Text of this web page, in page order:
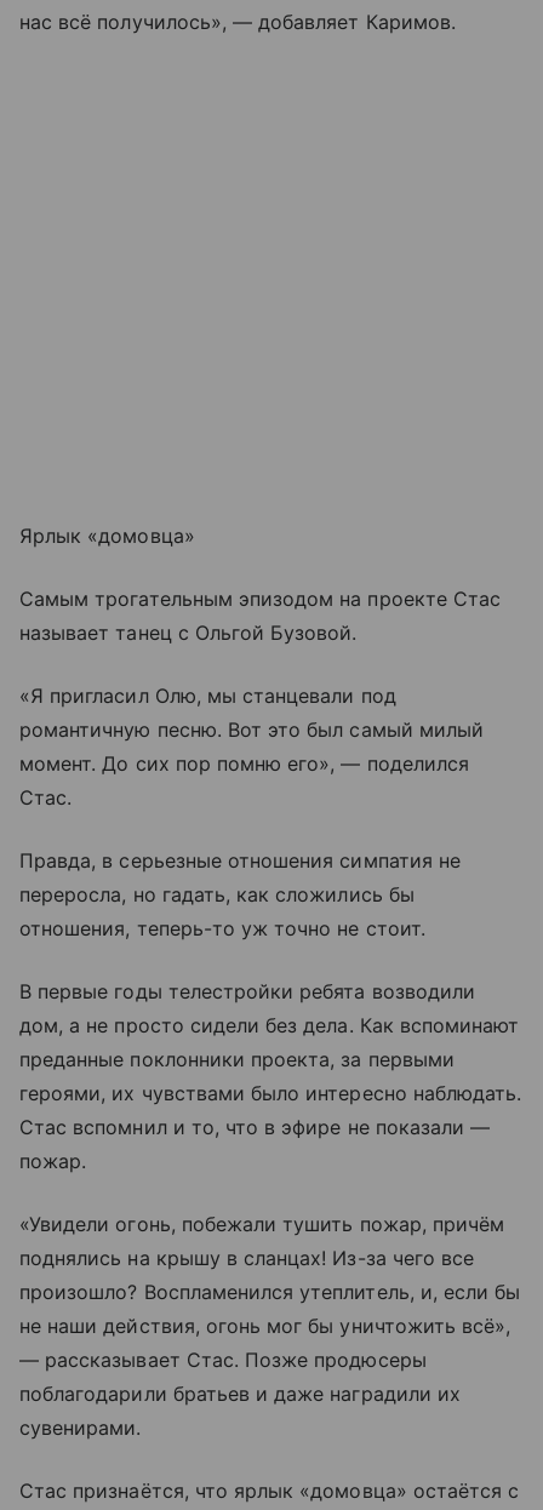
нас всё получилось», — добавляет Каримов.
Ярлык «домовца»
Самым трогательным эпизодом на проекте Стас
называет танец с Ольгой Бузовой.
«Я пригласил Олю, мы станцевали под
романтичную песню. Вот это был самый милый
момент. До сих пор помню его», — поделился
Стас.
Правда, в серьезные отношения симпатия не
переросла, но гадать, как сложились бы
отношения, теперь-то уж точно не стоит.
В первые годы телестройки ребята возводили
дом, а не просто сидели без дела. Как вспоминают
преданные поклонники проекта, за первыми
героями, их чувствами было интересно наблюдать.
Стас вспомнил и то, что в эфире не показали —
пожар.
«Увидели огонь, побежали тушить пожар, причём
поднялись на крышу в сланцах! Из-за чего все
произошло? Воспламенился утеплитель, и, если бы
не наши действия, огонь мог бы уничтожить всё»,
— рассказывает Стас. Позже продюсеры
поблагодарили братьев и даже наградили их
сувенирами.
Стас признаётся, что ярлык «домовца» остаётся с